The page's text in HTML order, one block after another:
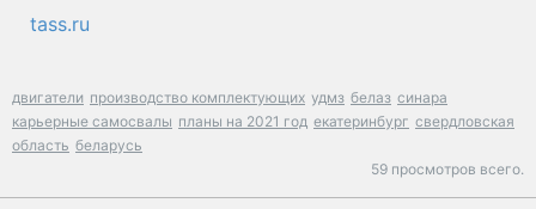
tass.ru
двигатели производство комплектующих удмз белаз синара
карьерные самосвалы планы на 2021 год екатеринбург свердловская
область беларусь
59 просмотров всего.